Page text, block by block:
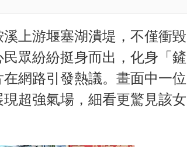
上游堰塞湖潰堤，不僅衝毀
眾紛紛挺身而出，化身「鏟
網路引發熱議。畫面中一位
超強氣場，細看更驚見該女